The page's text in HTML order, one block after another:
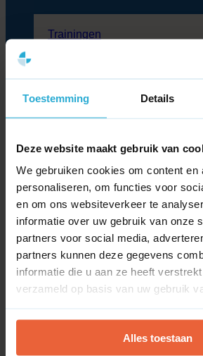
Toestemming Details
Deze website maakt gebruik van
We gebruiken cookies om content en
personaliseren, om functies voor
en om ons websiteverkeer te
informatie over uw gebruik van onze
partners voor social media,
partners kunnen deze gegevens
informatie die u aan ze heeft
verzameld op basis van uw gebruik
Alles toestaan
Trainingen
Trainingen
WooCommerce Training
Blog
Partners
Over ons
Contact
Zoeken
naar: